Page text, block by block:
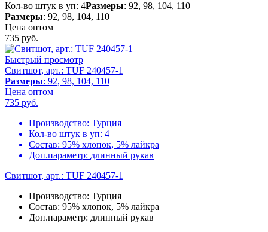
Кол-во штук в уп: 4Размеры: 92, 98, 104, 110
Размеры: 92, 98, 104, 110
Цена оптом
735 руб.
Быстрый просмотр
Свитшот, арт.: TUF 240457-1
Размеры: 92, 98, 104, 110
Цена оптом
735 руб.
Производство: Турция
Кол-во штук в уп: 4
Состав: 95% хлопок, 5% лайкра
Доп.параметр: длинный рукав
Свитшот, арт.: TUF 240457-1
Производство: Турция
Состав: 95% хлопок, 5% лайкра
Доп.параметр: длинный рукав